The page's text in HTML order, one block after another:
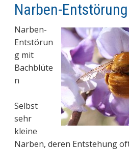
Narben-Entstörung
Narben-
Entstörun
g mit
Bachblüte
n
Selbst
sehr
kleine
Narben, deren Entstehung